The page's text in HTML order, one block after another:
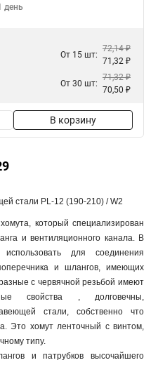
день
От 15 шт:
72,14 ₽
71,32 ₽
От 30 шт:
71,32 ₽
70,50 ₽
В корзину
стали PL-12 (190-210) / W2
который специализирован
и вентиляционного канала. В
для соединения
и шлангов, имеющих
с червячной резьбой имеют
свойства , долговечны,
стали, собственно что
Это хомут ленточный с винтом,
типу.
и патрубков высочайшего